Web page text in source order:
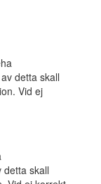
detta skall
Vid ej
detta skall